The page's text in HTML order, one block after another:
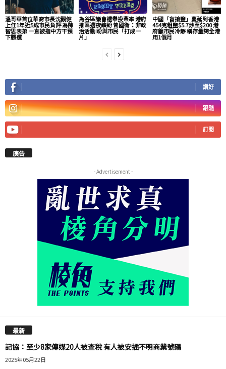
溫哥華首位華裔市長沈觀健
上任1年近5成市民負評 為陳
智思表弟 一直被指中方干預
下勝選
為谷區議會選舉投票率 港府
推區選夜繽紛 曾國衞：非政
治活動 盼與市民「打成一
片」
中國「盲搶鹽」蔓延到香港
454克粗鹽$5.7炒至$200 港
府籲市民冷靜 稱存量夠全港
用1個月
讚好
跟隨
訂閱
廣告
- Advertisement -
最新
記協：至少8家傳媒20人被查稅 有人被安插不明商業號碼
2025年05月22日